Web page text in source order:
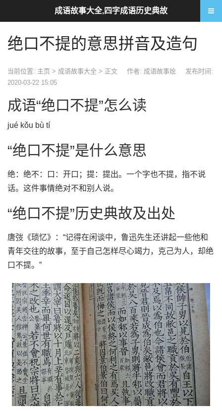
绝口不提的意思拼音及造句
当前位置: 主页 > 成语故事大全 > 正文 作者: 成语故事烩
发布时间:
2020-03-22 15:05
成语“绝口不提”怎么读
jué kǒu bù tí
“绝口不提”是什么意思
绝：绝不：口：开口；提：提出。一个字也不提，指不说
话。这件事情绝对不和别人说。
“绝口不提”历史典故及出处
唐弢《琐忆》：“记得在闲谈中，鲁迅先生还讲起一些他和
青年交往的故事，至于自己怎样尽心竭力，克己为人，却绝
口不提。”
成语故事大全,四字成语历史典故